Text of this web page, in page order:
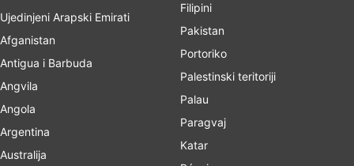
Ujedinjeni Arapski Emirati
Afganistan
Antigua i Barbuda
Angvila
Angola
Argentina
Australija
Filipini
Pakistan
Portoriko
Palestinski teritoriji
Palau
Paragvaj
Katar